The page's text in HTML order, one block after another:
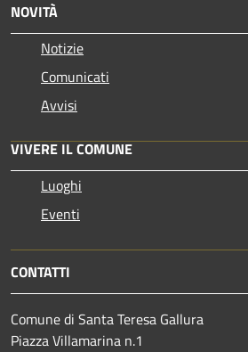
NOVITÀ
Notizie
Comunicati
Avvisi
VIVERE IL COMUNE
Luoghi
Eventi
CONTATTI
Comune di Santa Teresa Gallura
Piazza Villamarina n.1